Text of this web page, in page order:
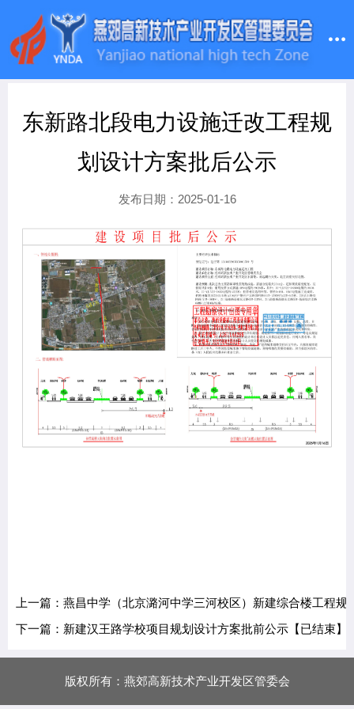
东新路北段电力设施迁改工程规
划设计方案批后公示
发布日期：2025-01-16
上一篇：燕昌中学（北京潞河中学三河校区）新建综合楼工程规
下一篇：新建汉王路学校项目规划设计方案批前公示【已结束】
版权所有：燕郊高新技术产业开发区管委会